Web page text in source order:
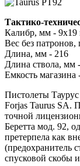
Тактико-
Калибр, мм - 9x19
Вес без патронов,
Длина, мм - 216
Длина ствола, мм
Емкость магазина
Пистолеты Таурус
Forjas Taurus SA.
точной
Беретта мод. 92,
претерпела как
(предохранитель
спусковой скобы